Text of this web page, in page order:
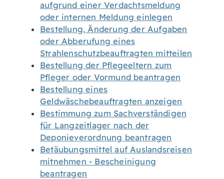
aufgrund einer Verdachtsmeldung
oder internen Meldung einlegen
Bestellung, Änderung der Aufgaben
oder Abberufung eines
Strahlenschutzbeauftragten mitteilen
Bestellung der Pflegeeltern zum
Pfleger oder Vormund beantragen
Bestellung eines
Geldwäschebeauftragten anzeigen
Bestimmung zum Sachverständigen
für Langzeitlager nach der
Deponieverordnung beantragen
Betäubungsmittel auf Auslandsreisen
mitnehmen - Bescheinigung
beantragen